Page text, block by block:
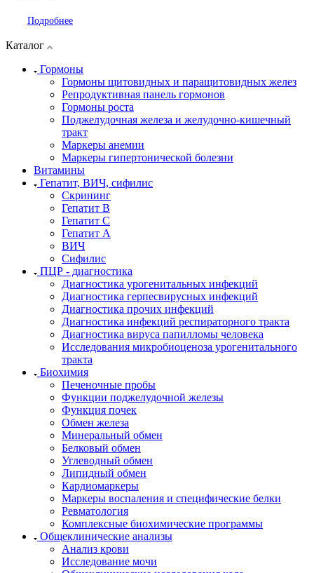
Подробнее
Каталог
Гормоны
Гормоны щитовидных и паращитовидных желез
Репродуктивная панель гормонов
Гормоны роста
Поджелудочная железа и желудочно-кишечный
тракт
Маркеры анемии
Маркеры гипертонической болезни
Витамины
Гепатит, ВИЧ, сифилис
Скрининг
Гепатит В
Гепатит С
Гепатит А
ВИЧ
Сифилис
ПЦР - диагностика
Диагностика урогенитальных инфекций
Диагностика герпесвирусных инфекций
Диагностика прочих инфекций
Диагностика инфекций респираторного тракта
Диагностика вируса папилломы человека
Исследования микробиоценоза урогенитального
тракта
Биохимия
Печеночные пробы
Функции поджелудочной железы
Функция почек
Обмен железа
Минеральный обмен
Белковый обмен
Углеводный обмен
Липидный обмен
Кардиомаркеры
Маркеры воспаления и специфические белки
Ревматология
Комплексные биохимические программы
Общеклинические анализы
Анализ крови
Исследование мочи